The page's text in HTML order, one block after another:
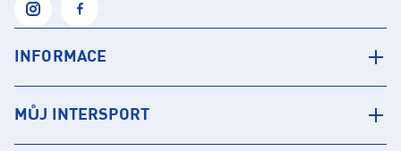
INFORMACE
MŮJ INTERSPORT